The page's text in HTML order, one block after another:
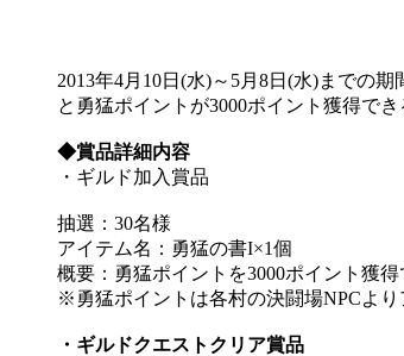
2013年4月10日(水)～5月8日(水)までの
と勇猛ポイントが3000ポイント獲得で
◆賞品詳細内容
・ギルド加入賞品
抽選：30名様
アイテム名：勇猛の書I×1個
概要：勇猛ポイントを3000ポイント獲
※勇猛ポイントは各村の決闘場NPCより
・ギルドクエストクリア賞品